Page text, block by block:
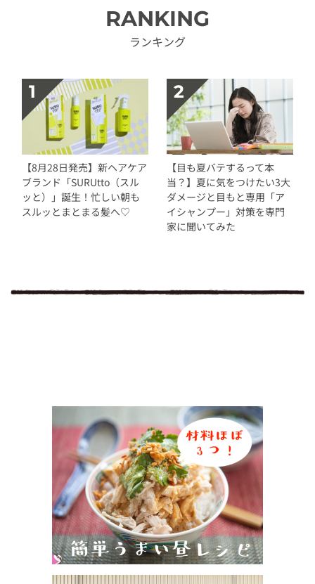
RANKING
ランキング
【8月28日発売】新ヘアケア
ブランド「SURUtto（スル
ッと）」誕生！忙しい朝も
スルッとまとまる髪へ♡
【目も夏バテするって本
当？】夏に気をつけたい3大
ダメージと目もと専用「ア
イシャンプー」対策を専門
家に聞いてみた